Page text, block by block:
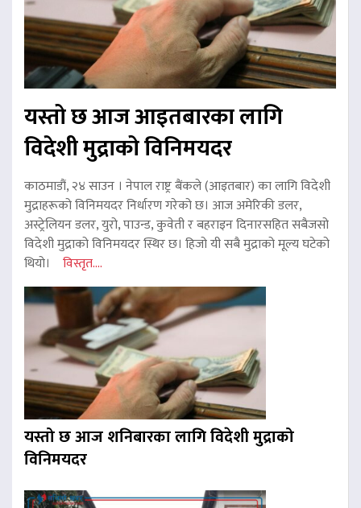
यस्तो छ आज आइतबारका लागि
विदेशी मुद्राको विनिमयदर
काठमाडौं, २४ साउन । नेपाल राष्ट्र बैंकले (आइतबार) का लागि विदेशी
मुद्राहरूको विनिमयदर निर्धारण गरेको छ। आज अमेरिकी डलर,
अस्ट्रेलियन डलर, युरो, पाउन्ड, कुवेती र बहराइन दिनारसहित सबैजसो
विदेशी मुद्राको विनिमयदर स्थिर छ। हिजो यी सबै मुद्राको मूल्य घटेको
थियो। विस्तृत....
यस्तो छ आज शनिबारका लागि विदेशी मुद्राको
विनिमयदर